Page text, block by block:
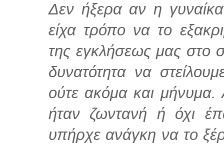
Δεν ήξερα αν η
είχα τρόπο να το
της εγκλήσεως μας στο
δυνατότητα να
ούτε ακόμα και μήνυμα.
ήταν ζωντανή ή όχι
υπήρχε ανάγκη να το